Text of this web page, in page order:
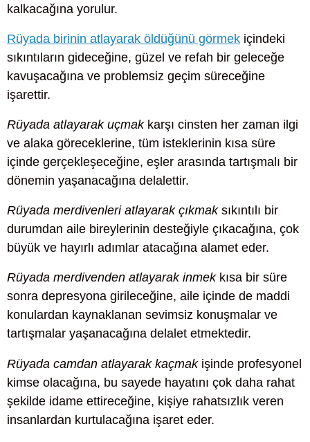
kalkacağına yorulur.
Rüyada birinin atlayarak öldüğünü görmek içindeki
sıkıntıların gideceğine, güzel ve refah bir geleceğe
kavuşacağına ve problemsiz geçim süreceğine
işarettir.
Rüyada atlayarak uçmakkarşı cinsten her zaman ilgi
ve alaka göreceklerine, tüm isteklerinin kısa süre
içinde gerçekleşeceğine, eşler arasında tartışmalı bir
dönemin yaşanacağına delalettir.
Rüyada merdivenleri atlayarak çıkmaksıkıntılı bir
durumdan aile bireylerinin desteğiyle çıkacağına, çok
büyük ve hayırlı adımlar atacağına alamet eder.
Rüyada merdivenden atlayarak inmekkısa bir süre
sonra depresyona girileceğine, aile içinde de maddi
konulardan kaynaklanan sevimsiz konuşmalar ve
tartışmalar yaşanacağına delalet etmektedir.
Rüyada camdan atlayarak kaçmakişinde profesyonel
kimse olacağına, bu sayede hayatını çok daha rahat
şekilde idame ettireceğine, kişiye rahatsızlık veren
insanlardan kurtulacağına işaret eder.